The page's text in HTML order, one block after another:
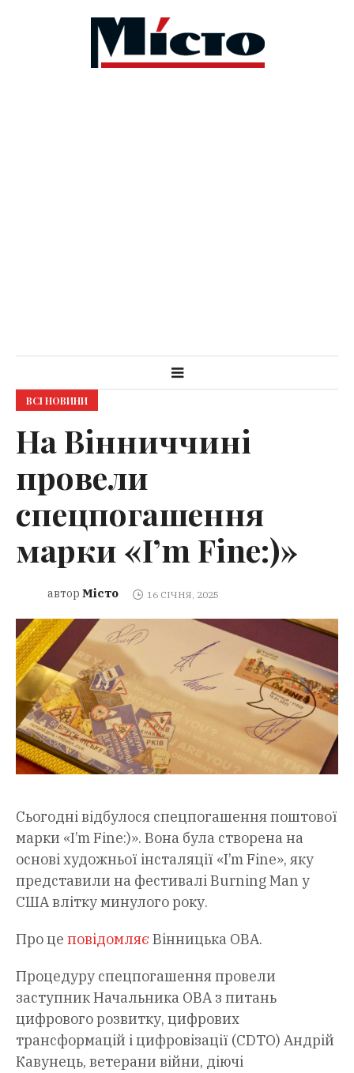
ВСІ НОВИНИ
На Вінниччині
провели
спецпогашення
марки «I’m Fine:)»
автор Місто 16 СІЧНЯ, 2025
Сьогодні відбулося спецпогашення поштової
марки «I’m Fine:)». Вона була створена на
основі художньої інсталяції «I’m Fine», яку
представили на фестивалі Burning Man у
США влітку минулого року.
Про це повідомляє Вінницька ОВА.
Процедуру спецпогашення провели
заступник Начальника ОВА з питань
цифрового розвитку, цифрових
трансформацій і цифровізації (CDTO) Андрій
Кавунець, ветерани війни, діючі